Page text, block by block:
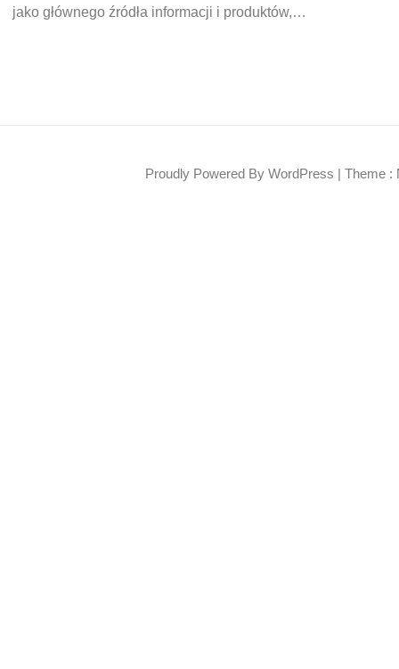
jako głównego źródła informacji i produktów,…
Proudly Powered By WordPress | Theme :